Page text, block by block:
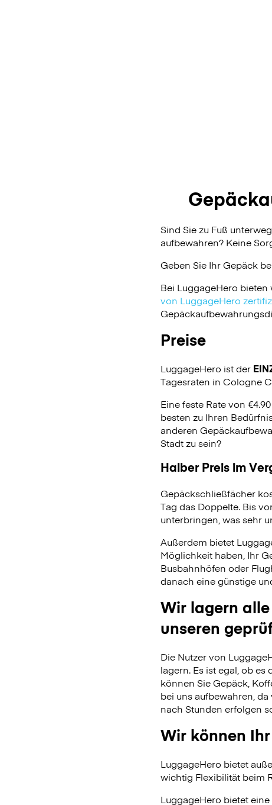
Sind Sie zu Fuß
aufbewahren? Keine
Geben Sie Ihr Gepäck
Bei LuggageHero
von LuggageHero
Preise
LuggageHero ist der
Tagesraten in Cologne
Eine feste Rate von
besten zu Ihren
anderen
Stadt zu sein?
Halber Preis im
Gepäckschließfächer
Tag das Doppelte. Bis
unterbringen, was sehr
Außerdem bietet
Möglichkeit haben, Ihr
Busbahnhöfen oder
danach eine günstige
Wir lagern
unseren
Die Nutzer von
lagern. Es ist egal, ob
können Sie Gepäck,
bei uns aufbewahren,
nach Stunden erfolgen
Wir können
LuggageHero bietet
wichtig Flexibilität beim
LuggageHero bietet